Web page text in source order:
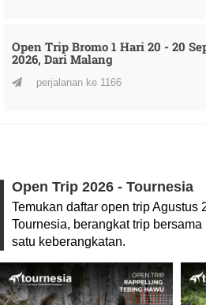
Open Trip Bromo 1 Hari 20 - 20
2026, Dari Malang
perjalanan ke 1166
Open Trip 2026 - Tournesia
Temukan daftar open trip Agustus
Tournesia, berangkat trip
satu keberangkatan.